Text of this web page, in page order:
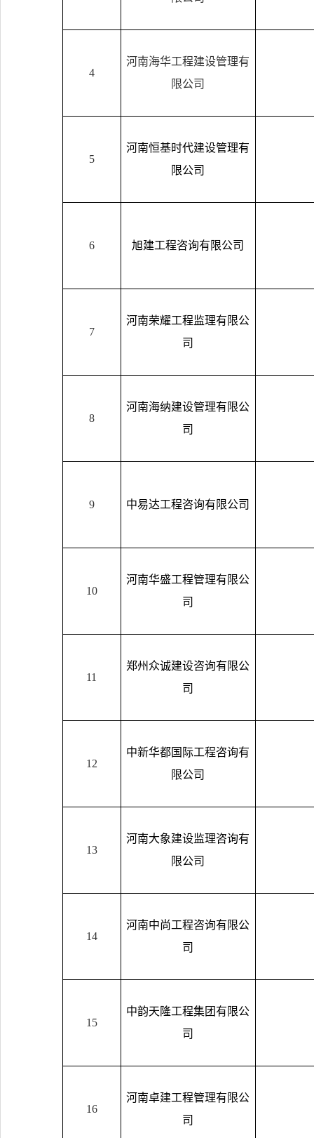
4
河南海华工程建设管理有
限公司
5
河南恒基时代建设管理有
限公司
6 旭建工程咨询有限公司
7
河南荣耀工程监理有限公
司
8
河南海纳建设管理有限公
司
9 中易达工程咨询有限公司
10
河南华盛工程管理有限公
司
11
郑州众诚建设咨询有限公
司
12
中新华都国际工程咨询有
限公司
13
河南大象建设监理咨询有
限公司
14
河南中尚工程咨询有限公
司
15
中韵天隆工程集团有限公
司
16
河南卓建工程管理有限公
司